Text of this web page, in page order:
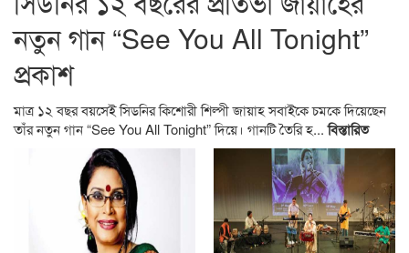
নতুন গান “See You All Tonight”
প্রকাশ
মাত্র ১২ বছর বয়সেই সিডনির কিশোরী শিল্পী জায়াহ সবাইকে চমকে দিয়েছেন
তাঁর নতুন গান “See You All Tonight” দিয়ে। গানটি তৈরি হ...বিস্তারিত